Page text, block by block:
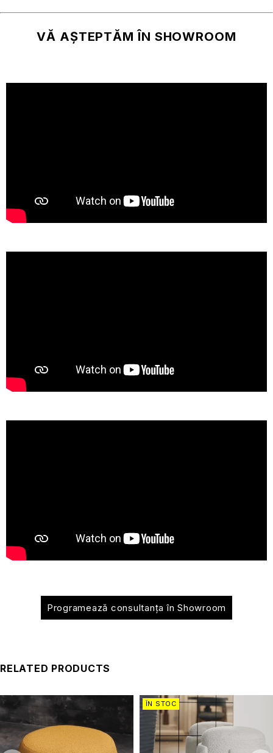
VĂ AȘTEPTĂM ÎN SHOWROOM
Programează consultanța în Showroom
RELATED PRODUCTS
ÎN STOC